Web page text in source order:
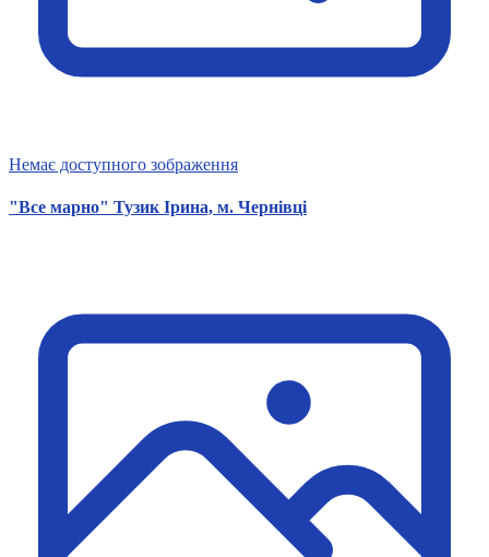
Немає доступного зображення
"Все марно" Тузик Ірина, м. Чернівці